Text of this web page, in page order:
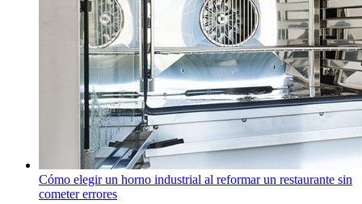
Cómo elegir un horno industrial al reformar un restaurante sin
cometer errores